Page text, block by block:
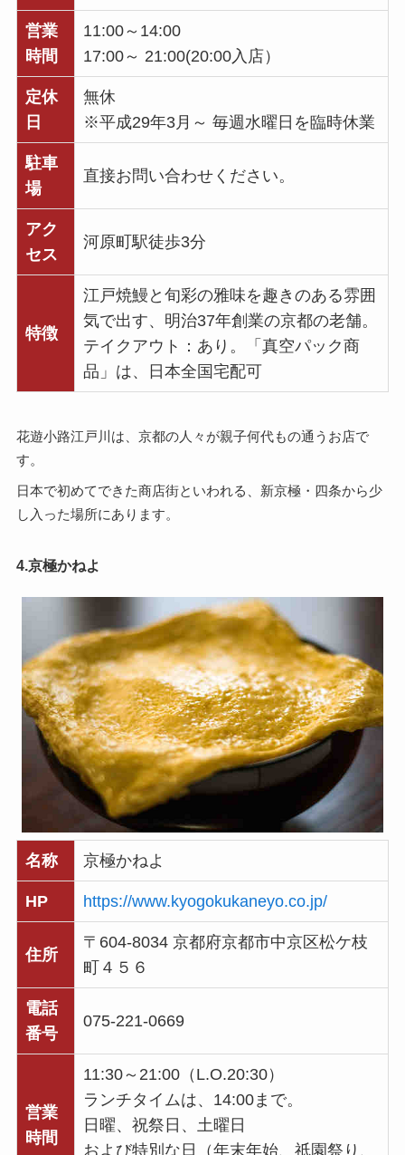
営業
時間
11:00～14:00
17:00～ 21:00(20:00入店）
定休
日
無休
※平成29年3月～ 毎週水曜日を臨時休業
駐車
場
直接お問い合わせください。
アク
セス
河原町駅徒歩3分
特徴
江戸焼鰻と旬彩の雅味を趣きのある雰囲
気で出す、明治37年創業の京都の老舗。
テイクアウト：あり。「真空パック商
品」は、日本全国宅配可
花遊小路江戸川は、京都の人々が親子何代もの通うお店で
す。
日本で初めてできた商店街といわれる、新京極・四条から少
し入った場所にあります。
4.京極かねよ
名称 京極かねよ
HP https://www.kyogokukaneyo.co.jp/
住所
〒604-8034 京都府京都市中京区松ケ枝
町４５６
電話
番号
075-221-0669
営業
時間
11:30～21:00（L.O.20:30）
ランチタイムは、14:00まで。
日曜、祝祭日、土曜日
および特別な日（年末年始、祇園祭り、